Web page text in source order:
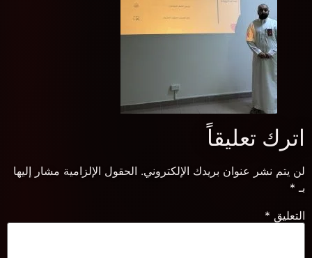
اترك تعليقاً
لن يتم نشر عنوان بريدك الإلكتروني. الحقول الإلزامية مشار إليها
بـ *
التعليق *